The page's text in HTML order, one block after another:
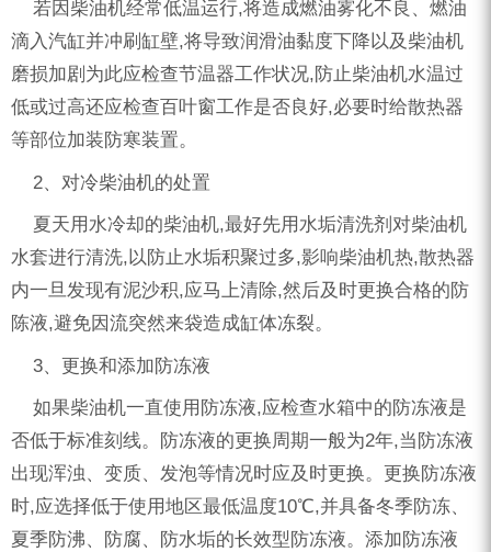
若因柴油机经常低温运行,将造成燃油雾化不良、燃油
滴入汽缸并冲刷缸壁,将导致润滑油黏度下降以及柴油机
磨损加剧为此应检查节温器工作状况,防止柴油机水温过
低或过高还应检查百叶窗工作是否良好,必要时给散热器
等部位加装防寒装置。
2、对冷柴油机的处置
夏天用水冷却的柴油机,最好先用水垢清洗剂对柴油机
水套进行清洗,以防止水垢积聚过多,影响柴油机热,散热器
内一旦发现有泥沙积,应马上清除,然后及时更换合格的防
陈液,避免因流突然来袋造成缸体冻裂。
3、更换和添加防冻液
如果柴油机一直使用防冻液,应检查水箱中的防冻液是
否低于标准刻线。防冻液的更换周期一般为2年,当防冻液
出现浑浊、变质、发泡等情况时应及时更换。更换防冻液
时,应选择低于使用地区最低温度10℃,并具备冬季防冻、
夏季防沸、防腐、防水垢的长效型防冻液。添加防冻液